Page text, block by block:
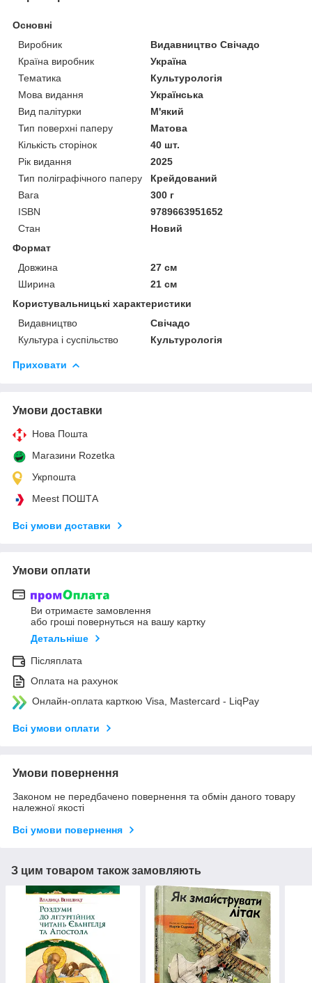
Основні
Виробник
Видавництво Свічадо
Країна виробник
Україна
Тематика
Культурологія
Мова видання
Українська
Вид палітурки
М'який
Тип поверхні паперу
Матова
Кількість сторінок
40 шт.
Рік видання
2025
Тип поліграфічного паперу
Крейдований
Вага
300 г
ISBN
9789663951652
Стан
Новий
Формат
Довжина
27 см
Ширина
21 см
Користувальницькі характеристики
Видавництво
Свічадо
Культура і суспільство
Культурологія
Приховати
Умови доставки
Нова Пошта
Магазини Rozetka
Укрпошта
Meest ПОШТА
Всі умови доставки
Умови оплати
Ви отримаєте замовлення
або гроші повернуться на вашу картку
Детальніше
Післяплата
Оплата на рахунок
Онлайн-оплата карткою Visa, Mastercard - LiqPay
Всі умови оплати
Умови повернення
Законом не передбачено повернення та обмін даного товару
належної якості
Всі умови повернення
З цим товаром також замовляють